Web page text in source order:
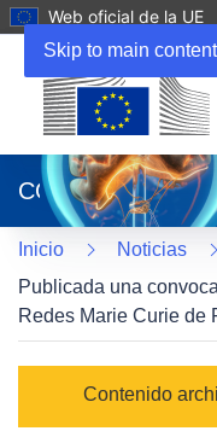
Skip to main content
Web oficial de la UE
abrirá
en
una
nueva
ventana)
CORDIS
Inicio
Noticias
Publicada una
Redes Marie Curie de
Category
Contenido